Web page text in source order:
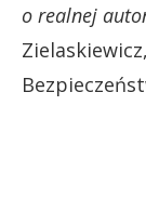
o realnej